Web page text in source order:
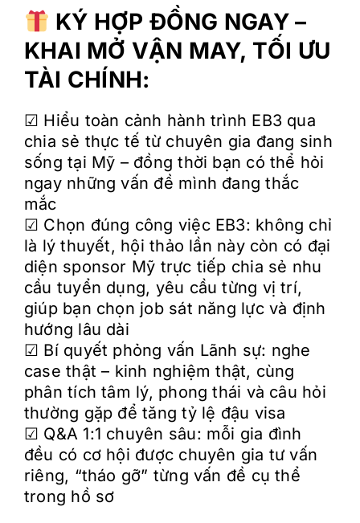
KÝ HỢP ĐỒNG NGAY –
KHAI MỞ VẬN MAY, TỐI ƯU
TÀI CHÍNH:
☑︎ Hiểu toàn cảnh hành trình EB3 qua
chia sẻ thực tế từ chuyên gia đang sinh
sống tại Mỹ – đồng thời bạn có thể hỏi
ngay những vấn đề mình đang thắc
mắc
☑︎ Chọn đúng công việc EB3: không chỉ
là lý thuyết, hội thảo lần này còn có đại
diện sponsor Mỹ trực tiếp chia sẻ nhu
cầu tuyển dụng, yêu cầu từng vị trí,
giúp bạn chọn job sát năng lực và định
hướng lâu dài
☑︎ Bí quyết phỏng vấn Lãnh sự: nghe
case thật – kinh nghiệm thật, cùng
phân tích tâm lý, phong thái và câu hỏi
thường gặp để tăng tỷ lệ đậu visa
☑︎ Q&A 1:1 chuyên sâu: mỗi gia đình
đều có cơ hội được chuyên gia tư vấn
riêng, “tháo gỡ” từng vấn đề cụ thể
trong hồ sơ